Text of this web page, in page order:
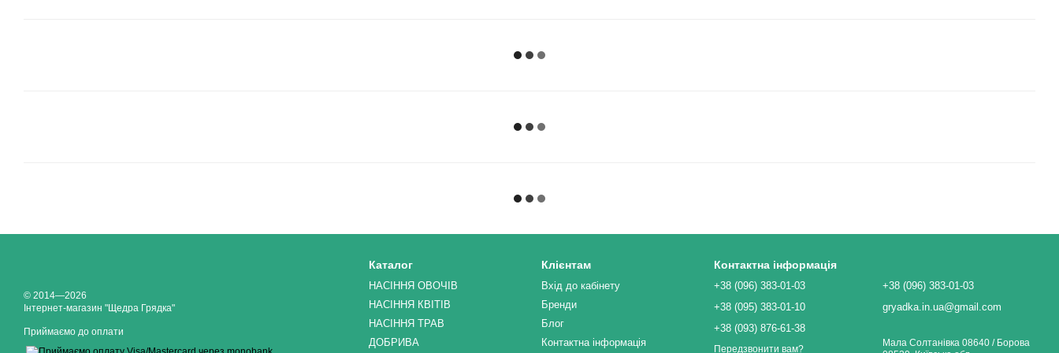
© 2014—2026
Інтернет-магазин "Щедра Грядка"
Приймаємо до оплати
Каталог
НАСІННЯ ОВОЧІВ
НАСІННЯ КВІТІВ
НАСІННЯ ТРАВ
ДОБРИВА
Клієнтам
Вхід до кабінету
Бренди
Блог
Контактна інформація
Контактна інформація
+38 (096) 383-01-03
+38 (095) 383-01-10
+38 (093) 876-61-38
Передзвонити вам?
+38 (096) 383-01-03
gryadka.in.ua@gmail.com
Мала Солтанівка 08640 / Борова